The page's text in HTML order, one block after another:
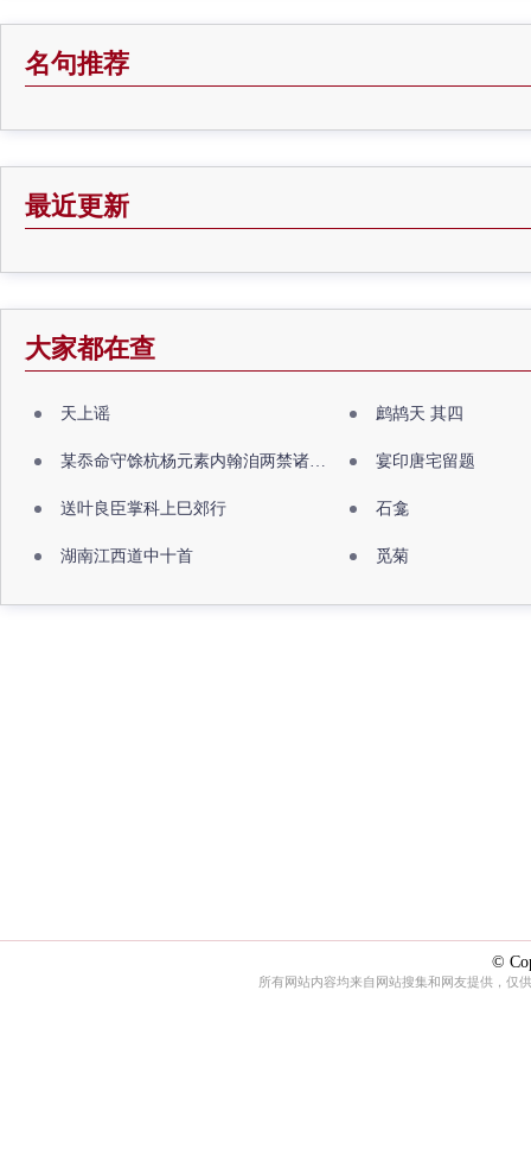
名句推荐
最近更新
大家都在查
天上谣 鹧鸪天 其四
某忝命守馀杭杨元素内翰洎两禁诸公出祖佛寺 宴印唐宅留题
送叶良臣掌科上巳郊行 石龛
湖南江西道中十首 觅菊
©
所有网站内容均来自网站搜集和网友提供，仅